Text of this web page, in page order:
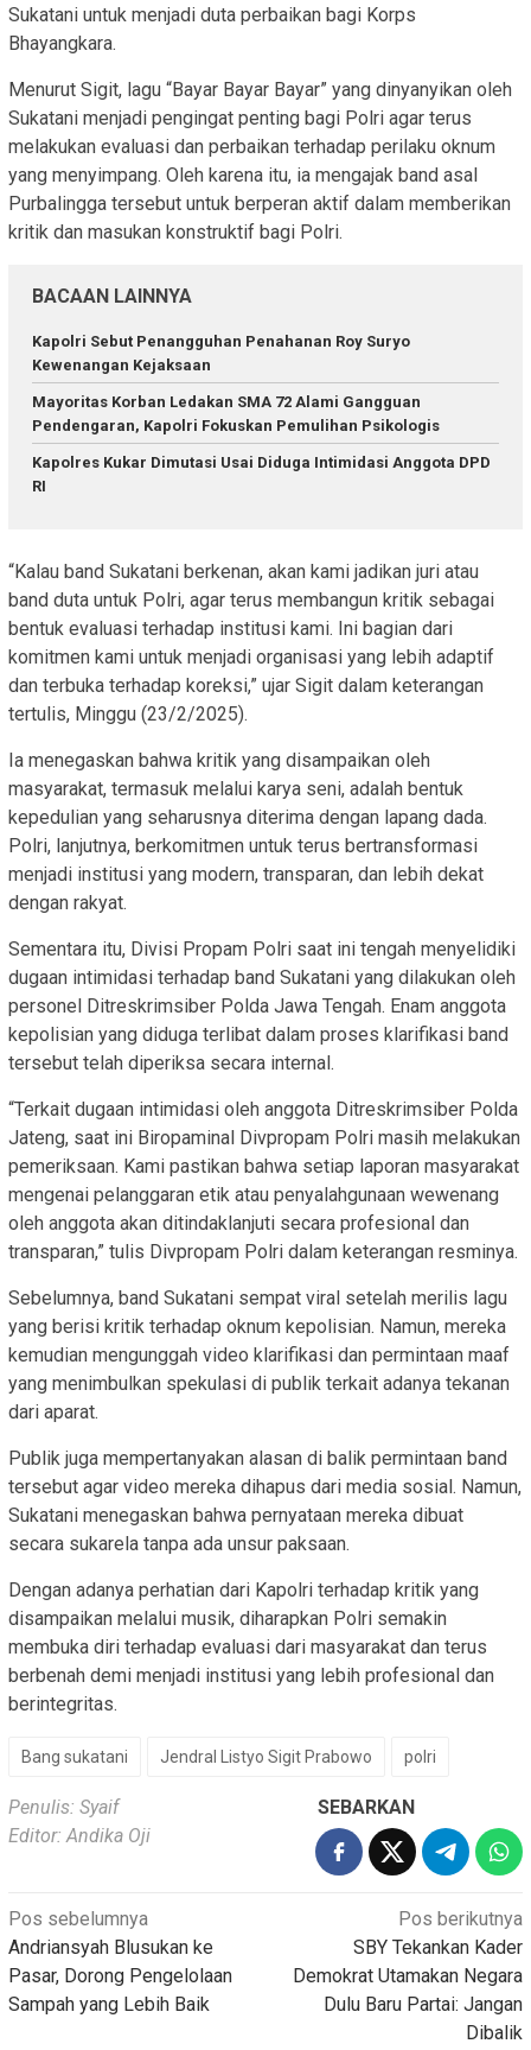
Sukatani untuk menjadi duta perbaikan bagi Korps
Bhayangkara.
Menurut Sigit, lagu “Bayar Bayar Bayar” yang dinyanyikan oleh
Sukatani menjadi pengingat penting bagi Polri agar terus
melakukan evaluasi dan perbaikan terhadap perilaku oknum
yang menyimpang. Oleh karena itu, ia mengajak band asal
Purbalingga tersebut untuk berperan aktif dalam memberikan
kritik dan masukan konstruktif bagi Polri.
BACAAN LAINNYA
Kapolri Sebut Penangguhan Penahanan Roy Suryo
Kewenangan Kejaksaan
Mayoritas Korban Ledakan SMA 72 Alami Gangguan
Pendengaran, Kapolri Fokuskan Pemulihan Psikologis
Kapolres Kukar Dimutasi Usai Diduga Intimidasi Anggota DPD
RI
“Kalau band Sukatani berkenan, akan kami jadikan juri atau
band duta untuk Polri, agar terus membangun kritik sebagai
bentuk evaluasi terhadap institusi kami. Ini bagian dari
komitmen kami untuk menjadi organisasi yang lebih adaptif
dan terbuka terhadap koreksi,” ujar Sigit dalam keterangan
tertulis, Minggu (23/2/2025).
Ia menegaskan bahwa kritik yang disampaikan oleh
masyarakat, termasuk melalui karya seni, adalah bentuk
kepedulian yang seharusnya diterima dengan lapang dada.
Polri, lanjutnya, berkomitmen untuk terus bertransformasi
menjadi institusi yang modern, transparan, dan lebih dekat
dengan rakyat.
Sementara itu, Divisi Propam Polri saat ini tengah menyelidiki
dugaan intimidasi terhadap band Sukatani yang dilakukan oleh
personel Ditreskrimsiber Polda Jawa Tengah. Enam anggota
kepolisian yang diduga terlibat dalam proses klarifikasi band
tersebut telah diperiksa secara internal.
“Terkait dugaan intimidasi oleh anggota Ditreskrimsiber Polda
Jateng, saat ini Biropaminal Divpropam Polri masih melakukan
pemeriksaan. Kami pastikan bahwa setiap laporan masyarakat
mengenai pelanggaran etik atau penyalahgunaan wewenang
oleh anggota akan ditindaklanjuti secara profesional dan
transparan,” tulis Divpropam Polri dalam keterangan resminya.
Sebelumnya, band Sukatani sempat viral setelah merilis lagu
yang berisi kritik terhadap oknum kepolisian. Namun, mereka
kemudian mengunggah video klarifikasi dan permintaan maaf
yang menimbulkan spekulasi di publik terkait adanya tekanan
dari aparat.
Publik juga mempertanyakan alasan di balik permintaan band
tersebut agar video mereka dihapus dari media sosial. Namun,
Sukatani menegaskan bahwa pernyataan mereka dibuat
secara sukarela tanpa ada unsur paksaan.
Dengan adanya perhatian dari Kapolri terhadap kritik yang
disampaikan melalui musik, diharapkan Polri semakin
membuka diri terhadap evaluasi dari masyarakat dan terus
berbenah demi menjadi institusi yang lebih profesional dan
berintegritas.
Bang sukatani Jendral Listyo Sigit Prabowo polri
Penulis: Syaif
Editor: Andika Oji
SEBARKAN
Navigasi
pos
Pos sebelumnya
Andriansyah Blusukan ke
Pasar, Dorong Pengelolaan
Sampah yang Lebih Baik
Pos berikutnya
SBY Tekankan Kader
Demokrat Utamakan Negara
Dulu Baru Partai: Jangan
Dibalik